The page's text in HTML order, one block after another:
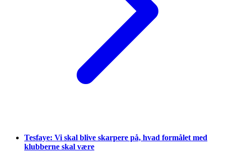
Tesfaye: Vi skal blive skarpere på, hvad formålet med
klubberne skal være